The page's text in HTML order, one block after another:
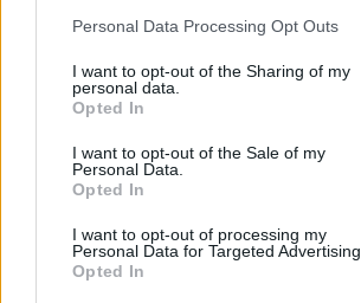
Personal Data Processing Opt Outs
I want to opt-out of the Sharing of my
personal data.
Opted In
I want to opt-out of the Sale of my
Personal Data.
Opted In
I want to opt-out of processing my
Personal Data for Targeted Advertising.
Opted In